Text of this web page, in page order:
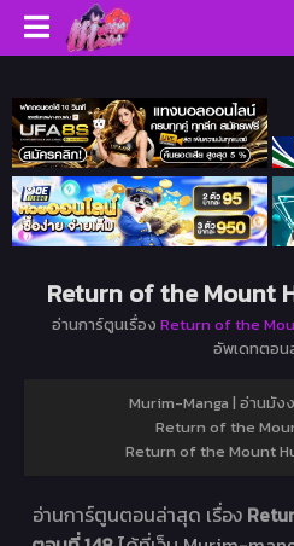
Return of the Mount
อ่านการ์ตูนเรื่อง Return of the
อัพเดทตอน
Murim-Manga | อ่านมัง
Return of the
Return of the Mount
อ่านการ์ตูนตอนล่าสุด เรื่อง